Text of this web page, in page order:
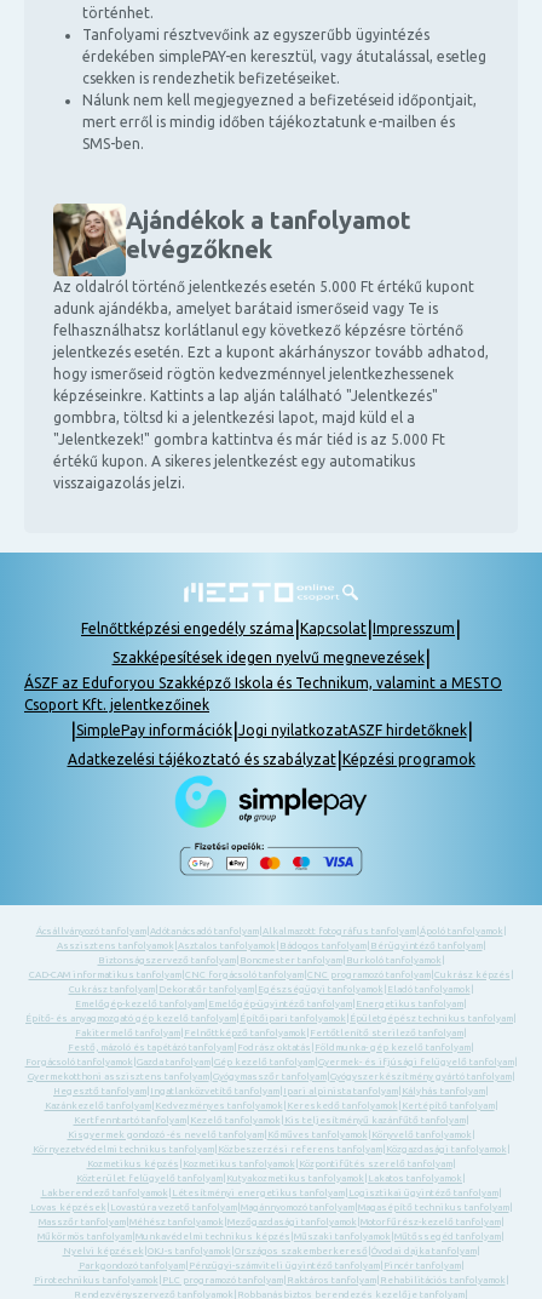
történhet.
Tanfolyami résztvevőink az egyszerűbb ügyintézés
érdekében simplePAY-en keresztül, vagy átutalással, esetleg
csekken is rendezhetik befizetéseiket.
Nálunk nem kell megjegyezned a befizetéseid időpontjait,
mert erről is mindig időben tájékoztatunk e-mailben és
SMS-ben.
Ajándékok a tanfolyamot
elvégzőknek
Az oldalról történő jelentkezés esetén 5.000 Ft értékű kupont
adunk ajándékba, amelyet barátaid ismerőseid vagy Te is
felhasználhatsz korlátlanul egy következő képzésre történő
jelentkezés esetén. Ezt a kupont akárhányszor tovább adhatod,
hogy ismerőseid rögtön kedvezménnyel jelentkezhessenek
képzéseinkre. Kattints a lap alján található "Jelentkezés"
gombbra, töltsd ki a jelentkezési lapot, majd küld el a
"Jelentkezek!" gombra kattintva és már tiéd is az 5.000 Ft
értékű kupon. A sikeres jelentkezést egy automatikus
visszaigazolás jelzi.
Felnőttképzési engedély száma Kapcsolat Impresszum
Szakképesítések idegen nyelvű megnevezések|
ÁSZF az Eduforyou Szakképző Iskola és Technikum, valamint a MESTO
Csoport Kft. jelentkezőinek
SimplePay információk| Jogi nyilatkozatASZF hirdetőknek|
Adatkezelési tájékoztató és szabályzat| Képzési programok
Ácsállványozó tanfolyam| Adótanácsadó tanfolyam| Alkalmazott fotográfus tanfolyam| Ápoló tanfolyamok
Asszisztens tanfolyamok Asztalos tanfolyamok Bádogos tanfolyam| Bérügyintéző tanfolyam|
Biztonságszervező tanfolyam| Boncmester tanfolyam| Burkoló tanfolyamok
CAD-CAM informatikus tanfolyam| CNC forgácsoló tanfolyam| CNC programozó tanfolyam| Cukrász képzés
Cukrász tanfolyam| Dekoratőr tanfolyam| Egészségügyi tanfolyamok Eladó tanfolyamok
Emelőgép-kezelő tanfolyam Emelőgép-ügyintéző tanfolyam Energetikus tanfolyam
Építő- és anyagmozgató gép kezelő tanfolyam Építőipari tanfolyamok Épületgépész technikus tanfolyam
Fakitermelő tanfolyam Felnőttképző tanfolyamok Fertőtlenítő sterilező tanfolyam
Festő, mázoló és tapétázó tanfolyam Fodrász oktatás Földmunka- gép kezelő tanfolyam
Forgácsoló tanfolyamok Gazda tanfolyam| Gép kezelő tanfolyam| Gyermek- és ifjúsági felügyelő tanfolyam|
Gyermekotthoni asszisztens tanfolyam| Gyógymasszőr tanfolyam| Gyógyszerkészítmény gyártó tanfolyam|
Hegesztő tanfolyam Ingatlanközvetítő tanfolyam Ipari alpinista tanfolyam Kályhás tanfolyam
Kazánkezelő tanfolyam| Kedvezményes tanfolyamok Kereskedő tanfolyamok Kertépítő tanfolyam|
Kertfenntartó tanfolyam| Kezelő tanfolyamok Kis teljesítményű kazánfűtő tanfolyam|
Kisgyermek gondozó -és nevelő tanfolyam| Kőműves tanfolyamok Könyvelő tanfolyamok
Környezetvédelmi technikus tanfolyam| Közbeszerzési referens tanfolyam| Közgazdasági tanfolyamok
Kozmetikus képzés Kozmetikus tanfolyamok Központifűtés szerelő tanfolyam|
Közterület felügyelő tanfolyam Kutyakozmetikus tanfolyamok Lakatos tanfolyamok
Lakberendező tanfolyamok Létesítményi energetikus tanfolyam| Logisztikai ügyintéző tanfolyam|
Lovas képzések Lovastúra vezető tanfolyam| Magánnyomozó tanfolyam| Magasépítő technikus tanfolyam|
Masszőr tanfolyam| Méhész tanfolyamok Mezőgazdasági tanfolyamok Motorfűrész-kezelő tanfolyam|
Műkörmös tanfolyam Munkavédelmi technikus képzés Műszaki tanfolyamok Műtőssegéd tanfolyam
Nyelvi képzések OKJ-s tanfolyamok Országos szakemberkereső Óvodai dajka tanfolyam|
Parkgondozó tanfolyam| Pénzügyi-számviteli ügyintéző tanfolyam| Pincér tanfolyam|
Pirotechnikus tanfolyamok PLC programozó tanfolyam| Raktáros tanfolyam| Rehabilitációs tanfolyamok
Rendezvényszervező tanfolyamok Robbanásbiztos berendezés kezelője tanfolyam